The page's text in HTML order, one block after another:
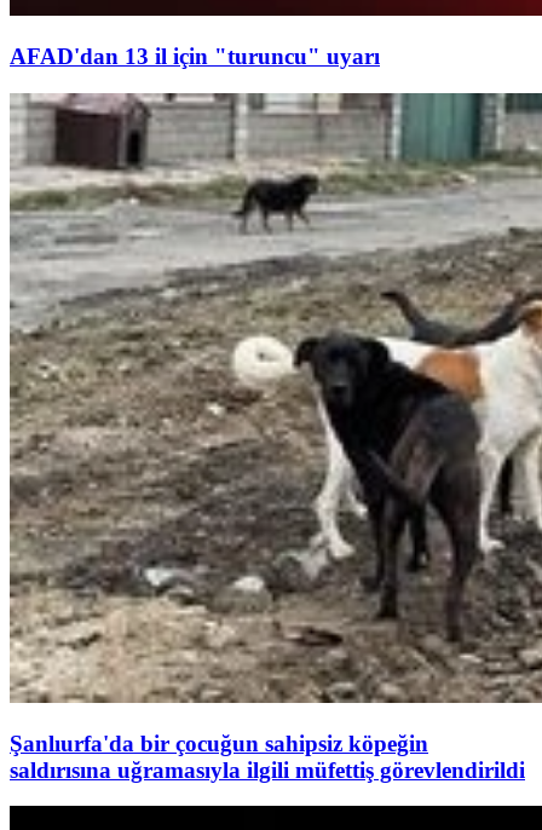
AFAD'dan 13 il için "turuncu" uyarı
Şanlıurfa'da bir çocuğun sahipsiz köpeğin
saldırısına uğramasıyla ilgili müfettiş görevlendirildi